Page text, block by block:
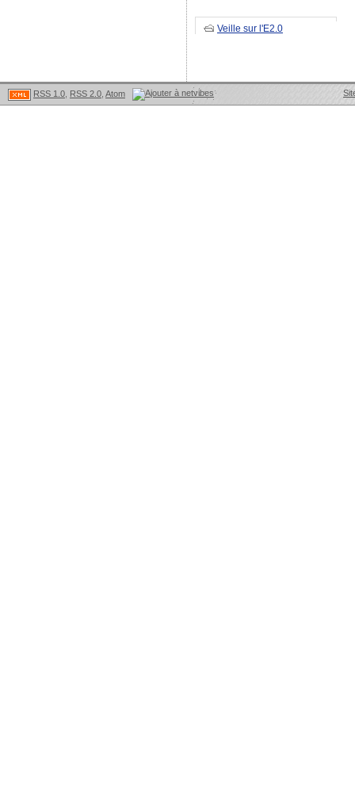
Veille sur l'E2.0
RSS 1.0 RSS 2.0 Atom